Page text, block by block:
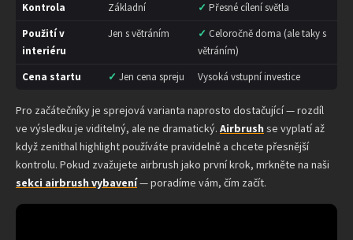
Kontrola Základní ✓ Přesné cílení světla
Použití v
interiéru
Jen s větráním ✓ Celoročně doma (ale taky s
větráním)
Cena startu
✓ Jen cena spreju Vysoká vstupní investice
Pro začátečníky je sprejová varianta naprosto dostačující — rozdíl
ve výsledku je viditelný, ale ne dramatický. Airbrush se vyplatí až
když zenithal highlight používáte pravidelně a chcete přesnější
kontrolu. Pokud zvažujete airbrush jako první krok, mrkněte na naši
sekci airbrush vybavení— poradíme vám, čím začít.